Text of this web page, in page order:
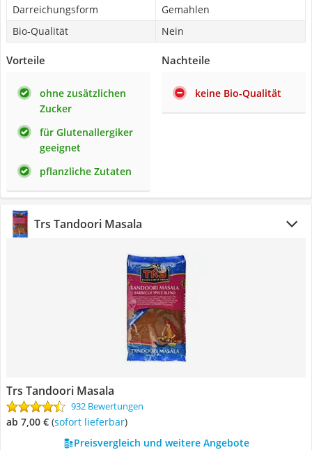
Darreichungsform
Gemahlen
Bio-Qualität
Nein
Vorteile
ohne zusätzlichen
Zucker
für Glutenallergiker
geeignet
pflanzliche Zutaten
Nachteile
keine Bio-Qualität
Trs Tandoori Masala
Trs Tandoori Masala
932 Bewertungen
ab 7,00 € ( Sofort lieferbar)
Preisvergleich und weitere Angebote